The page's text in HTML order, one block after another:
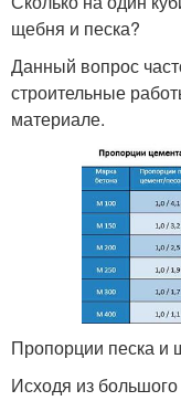
щебня и песка?
Данный вопрос
строительные
материале.
Пропорции песка и
Исходя из